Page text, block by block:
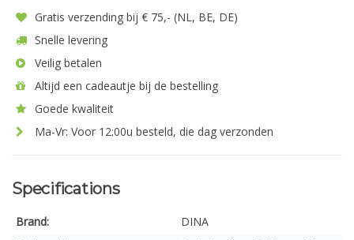
Gratis verzending bij € 75,- (NL, BE, DE)
Snelle levering
Veilig betalen
Altijd een cadeautje bij de bestelling
Goede kwaliteit
Ma-Vr: Voor 12:00u besteld, die dag verzonden
Specifications
Brand:
DINA